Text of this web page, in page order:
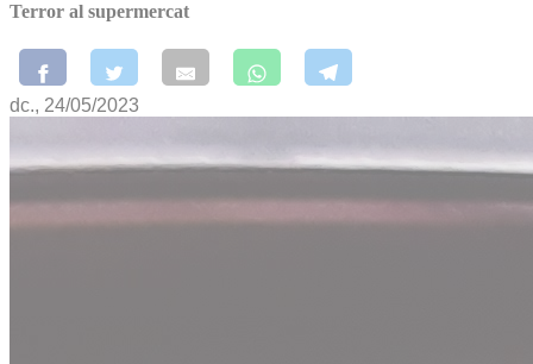
Terror al supermercat
dc., 24/05/2023